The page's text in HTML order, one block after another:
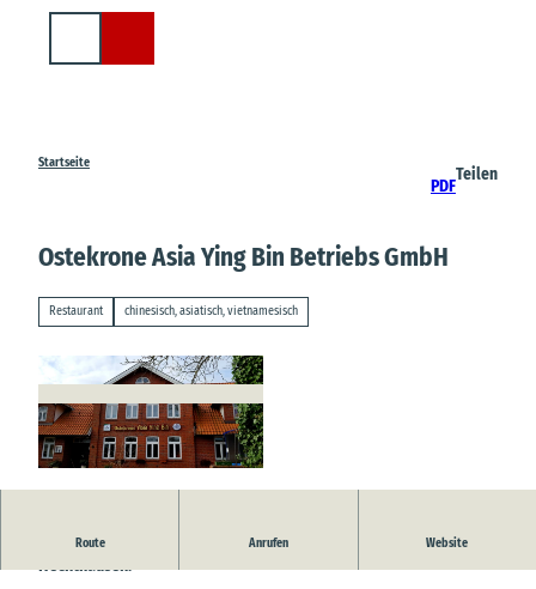
Startseite
PDF
Teilen
Ostekrone Asia Ying Bin Betriebs GmbH
Restaurant chinesisch, asiatisch, vietnamesisch
Route Anrufen Website
Ostekrone Asia Ying Bin - Ihr asiatisches Erlebnis-Restaurant in
Hechthausen!